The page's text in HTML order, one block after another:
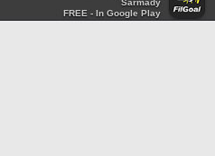
Sarmady
FREE - In Google Play